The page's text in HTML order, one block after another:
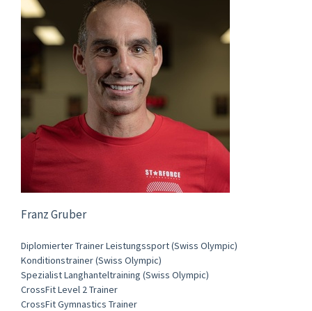
Franz Gruber
Diplomierter Trainer Leistungssport (Swiss Olympic)
Konditionstrainer (Swiss Olympic)
Spezialist Langhanteltraining (Swiss Olympic)
CrossFit Level 2 Trainer
CrossFit Gymnastics Trainer